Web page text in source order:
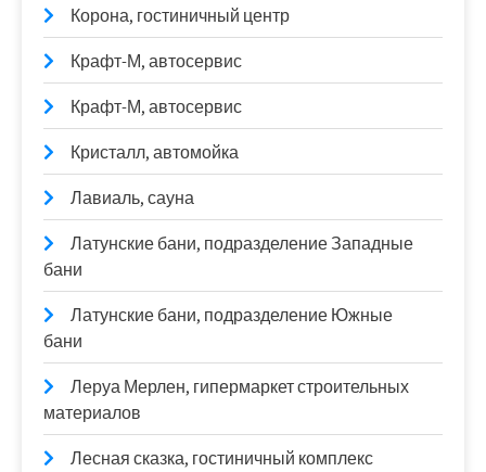
Корона, гостиничный центр
Крафт-М, автосервис
Крафт-М, автосервис
Кристалл, автомойка
Лавиаль, сауна
Латунские бани, подразделение Западные
бани
Латунские бани, подразделение Южные
бани
Леруа Мерлен, гипермаркет строительных
материалов
Лесная сказка, гостиничный комплекс